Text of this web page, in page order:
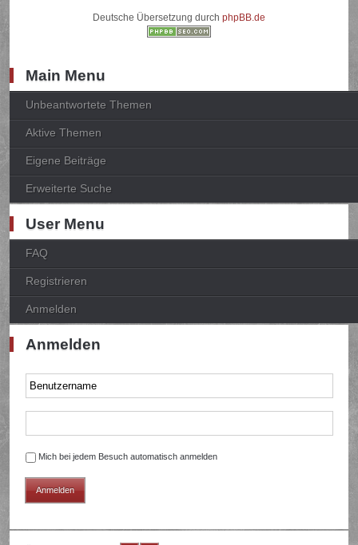
Deutsche Übersetzung durch phpBB.de
Main Menu
Unbeantwortete Themen
Aktive Themen
Eigene Beiträge
Erweiterte Suche
User Menu
FAQ
Registrieren
Anmelden
Anmelden
Mich bei jedem Besuch automatisch anmelden